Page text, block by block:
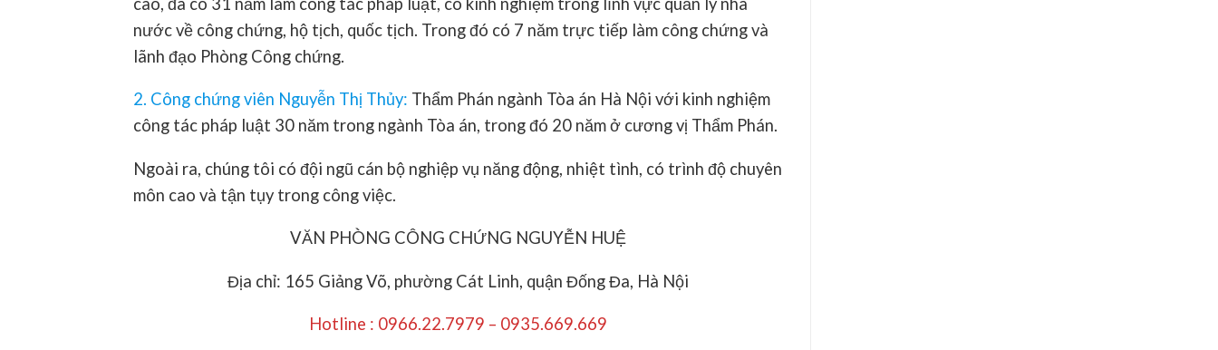
nước về công chứng, hộ tịch, quốc tịch. Trong đó có 7 năm trực tiếp làm công chứng và
lãnh đạo Phòng Công chứng.
2. Công chứng viên Nguyễn Thị Thủy: Thẩm Phán ngành Tòa án Hà Nội với kinh nghiệm
công tác pháp luật 30 năm trong ngành Tòa án, trong đó 20 năm ở cương vị Thẩm Phán.
Ngoài ra, chúng tôi có đội ngũ cán bộ nghiệp vụ năng động, nhiệt tình, có trình độ chuyên
môn cao và tận tụy trong công việc.
VĂN PHÒNG CÔNG CHỨNG NGUYỄN HUỆ
Địa chỉ: 165 Giảng Võ, phường Cát Linh, quận Đống Đa, Hà Nội
Hotline : 0966.22.7979 – 0935.669.669